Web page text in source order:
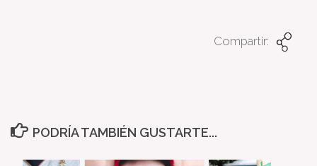
Compartir:
PODRÍA TAMBIÉN GUSTARTE...